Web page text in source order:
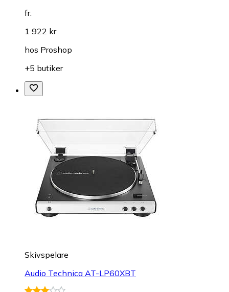
fr.
1 922 kr
hos Proshop
+5 butiker
Skivspelare
Audio Technica AT-LP60XBT